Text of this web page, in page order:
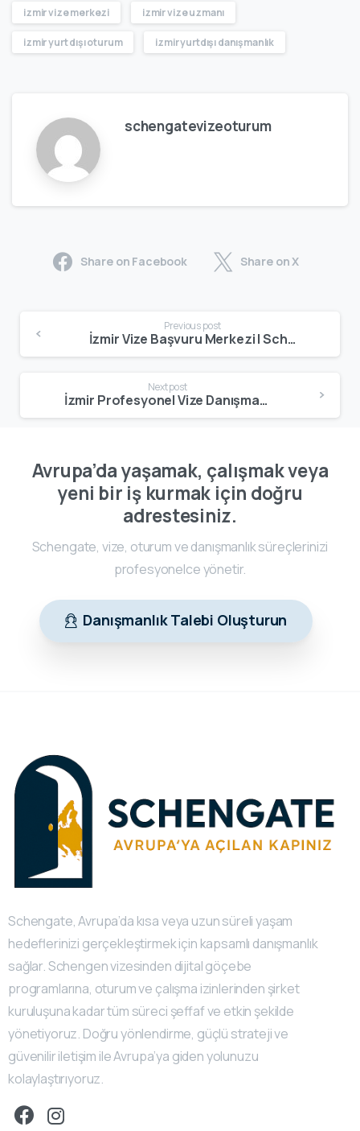
izmir vize merkezi izmir vize uzmanı
izmir yurt dışı oturum izmir yurtdışı danışmanlık
schengatevizeoturum
Share on Facebook Share on X
Previous post
İzmir Vize Başvuru Merkezi | Schengen, Oturum & Çalışma Vizesi
Next post
İzmir Profesyonel Vize Danışmanlığı | Schengen – Oturum – Çalışma Vizesi
Avrupa’da yaşamak, çalışmak veya
yeni bir iş kurmak için doğru
adrestesiniz.
Schengate, vize, oturum ve danışmanlık süreçlerinizi
profesyonelce yönetir.
Danışmanlık Talebi Oluşturun
Schengate, Avrupa’da kısa veya uzun süreli yaşam
hedeflerinizi gerçekleştirmek için kapsamlı danışmanlık
sağlar. Schengen vizesinden dijital göçebe
programlarına, oturum ve çalışma izinlerinden şirket
kuruluşuna kadar tüm süreci şeffaf ve etkin şekilde
yönetiyoruz. Doğru yönlendirme, güçlü strateji ve
güvenilir iletişim ile Avrupa’ya giden yolunuzu
kolaylaştırıyoruz.